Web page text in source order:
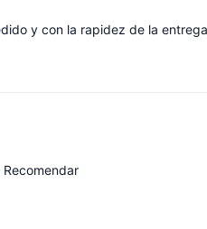
y con la rapidez de la